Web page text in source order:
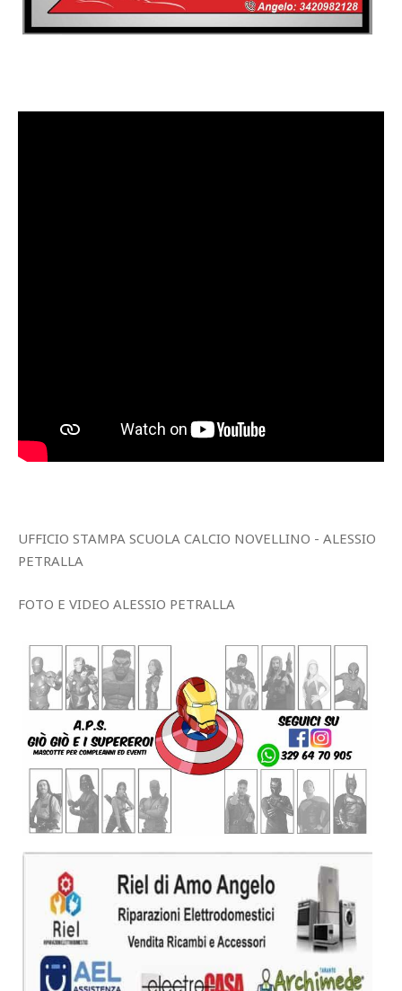
UFFICIO STAMPA SCUOLA CALCIO NOVELLINO - ALESSIO
PETRALLA
FOTO E VIDEO ALESSIO PETRALLA